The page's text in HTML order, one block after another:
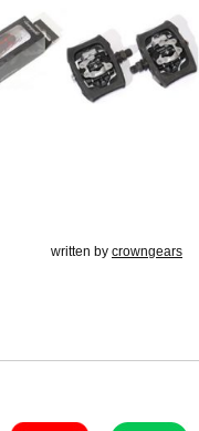
written by crowngears